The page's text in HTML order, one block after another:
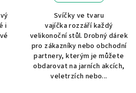
i
Svíčky ve tvaru
vajíčka rozzáří každý
velikonoční stůl. Drobný dárek
pro zákazníky nebo obchodní
partnery, kterým je můžete
obdarovat na jarních akcích,
veletrzích nebo...